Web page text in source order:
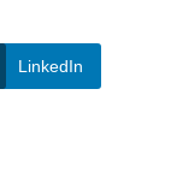
LinkedIn